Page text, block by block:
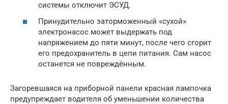
системы отключит ЭСУД.
Принудительно заторможенный «сухой»
электронасос может выдержать под
напряжением до пяти минут, после чего сгорит
его предохранитель в цепи питания. Сам насос
останется не повреждённым.
Загоревшаяся на приборной панели красная лампочка
предупреждает водителя об уменьшении количества